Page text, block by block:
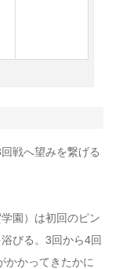
戦へ望みを繋げる
園）は初回のピン
びる。3回から4回
かかってきたかに